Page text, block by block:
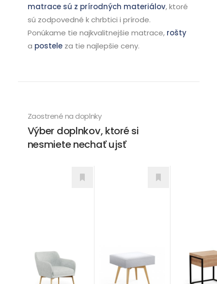
matrace sú z prírodných materiálov, ktoré
sú zodpovedné k chrbtici i prírode.
Ponúkame tie najkvalitnejšie matrace, rošty
a posteleza tie najlepšie ceny.
Zaostrené na doplnky
Výber doplnkov, ktoré si
nesmiete nechať ujsť
Modern Heavy
Doplnky